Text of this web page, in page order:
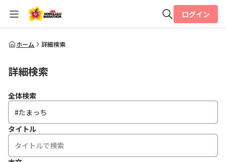
全体検索
ログイン
ホーム 詳細検索
詳細検索
全体検索
タイトル